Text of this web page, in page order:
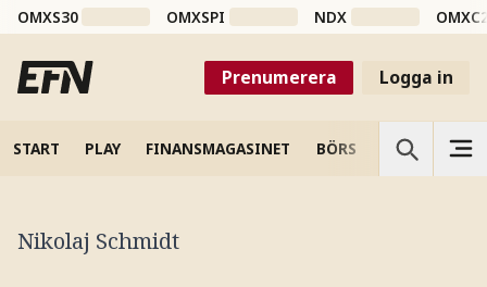
OMXS30 OMXSPI NDX
Prenumerera Logga in
START PLAY FINANSMAGASINET BÖRS VETENSKAP
Nikolaj Schmidt